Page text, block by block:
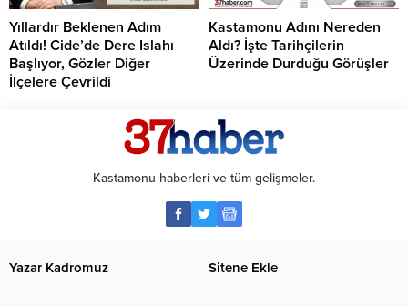
Yıllardır Beklenen Adım
Atıldı! Cide’de Dere Islahı
Başlıyor, Gözler Diğer
İlçelere Çevrildi
Kastamonu Adını Nereden
Aldı? İşte Tarihçilerin
Üzerinde Durduğu Görüşler
Kastamonu haberleri ve tüm gelişmeler.
Yazar Kadromuz Sitene Ekle